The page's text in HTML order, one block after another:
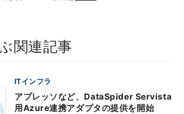
関連記事
ITインフラ
アプレッソなど、DataSpider Servista
用Azure連携アダプタの提供を開始